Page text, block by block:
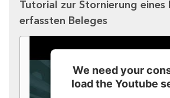
Tutorial zur Stornierung eines
erfassten Beleges
We need your
load the Youtube